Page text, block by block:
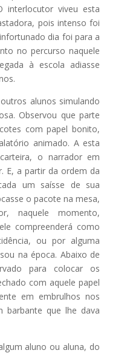
interlocutor viveu esta
pois intenso foi
dia foi para a
no percurso naquele
à escola adiasse
alunos simulando
Observou que parte
com papel bonito,
animado. A esta
o narrador em
E, a partir da ordem da
um saísse de sua
o pacote na mesa,
naquele momento,
compreenderá como
ou por alguma
na época. Abaixo de
para colocar os
com aquele papel
em embrulhos nos
barbante que lhe dava
aluno ou aluna, do